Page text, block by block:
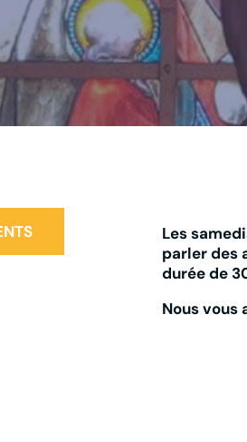
Les
parler des
durée de
Nous vous